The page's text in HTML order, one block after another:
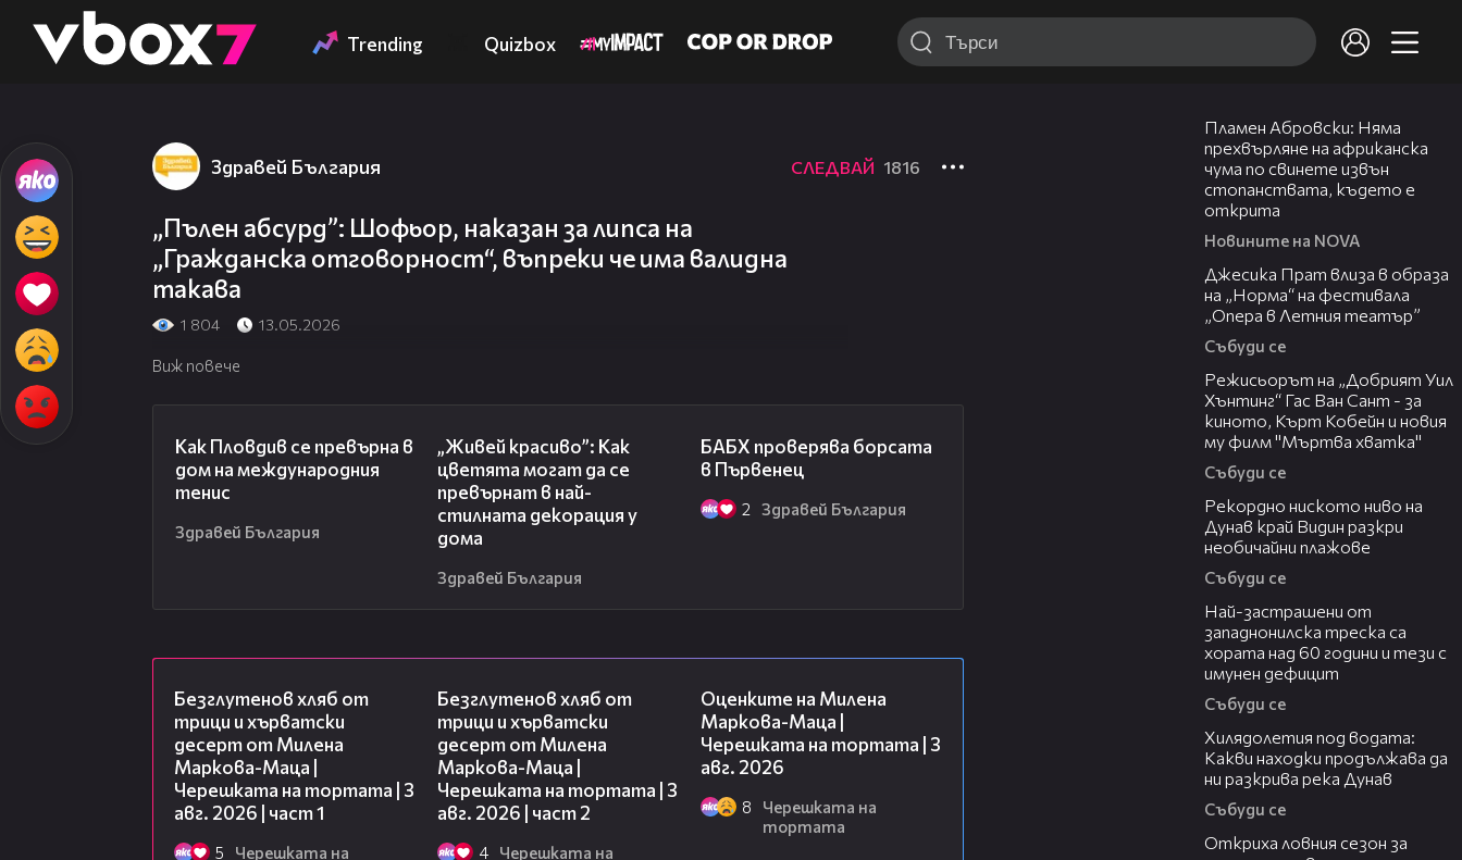
👾 Trending Quizbox
Здравей България СЛЕДВАЙ 1816
„Пълен абсурд”: Шофьор, наказан за липса на
„Гражданска отговорност“, въпреки че има валидна
такава
1 804 13.05.2026
Виж повече
Как Пловдив се превърна в
дом на международния
тенис
Здравей България
„Живей красиво”: Как
цветята могат да се
превърнат в най-
стилната декорация у
дома
Здравей България
БАБХ проверява борсата
в Първенец
2 Здравей България
Безглутенов хляб от
трици и хърватски
десерт от Милена
Маркова-Маца |
Черешката на тортата | 3
авг. 2026 | част 1
5
Черешката на
Безглутенов хляб от
трици и хърватски
десерт от Милена
Маркова-Маца |
Черешката на тортата | 3
авг. 2026 | част 2
4
Черешката на
Оценките на Милена
Маркова-Маца |
Черешката на тортата | 3
авг. 2026
8
Черешката на
тортата
Пламен Абровски: Няма
прехвърляне на африканска
чума по свинете извън
стопанствата, където е
открита
Новините на NOVA
Джесика Прат влиза в образа
на „Норма“ на фестивала
„Опера в Летния театър”
Събуди се
Режисьорът на „Добрият Уил
Хънтинг“ Гас Ван Сант - за
киното, Кърт Кобейн и новия
му филм "Мъртва хватка"
Събуди се
Рекордно ниското ниво на
Дунав край Видин разкри
необичайни плажове
Събуди се
Най-застрашени от
западнонилска треска са
хората над 60 години и тези с
имунен дефицит
Събуди се
Хилядолетия под водата:
Какви находки продължава да
ни разкрива река Дунав
Събуди се
Откриха ловния сезон за